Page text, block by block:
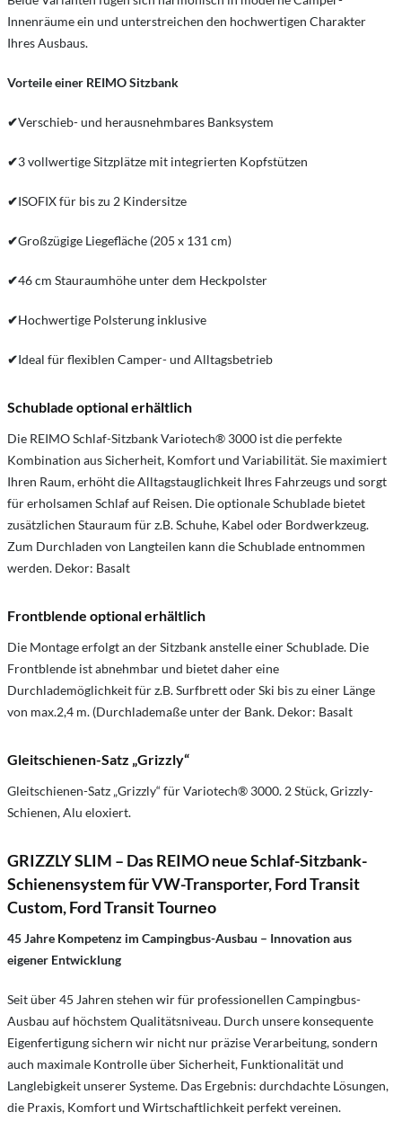
Innenräume ein und unterstreichen den hochwertigen Charakter
Ihres Ausbaus.
Vorteile einer REIMO Sitzbank
✔Verschieb- und herausnehmbares Banksystem
✔3 vollwertige Sitzplätze mit integrierten Kopfstützen
✔ISOFIX für bis zu 2 Kindersitze
✔Großzügige Liegefläche (205 x 131 cm)
✔46 cm Stauraumhöhe unter dem Heckpolster
✔Hochwertige Polsterung inklusive
✔Ideal für flexiblen Camper- und Alltagsbetrieb
Schublade optional erhältlich
Die REIMO Schlaf-Sitzbank Variotech® 3000 ist die perfekte
Kombination aus Sicherheit, Komfort und Variabilität. Sie maximiert
Ihren Raum, erhöht die Alltagstauglichkeit Ihres Fahrzeugs und sorgt
für erholsamen Schlaf auf Reisen. Die optionale Schublade bietet
zusätzlichen Stauraum für z.B. Schuhe, Kabel oder Bordwerkzeug.
Zum Durchladen von Langteilen kann die Schublade entnommen
werden. Dekor: Basalt
Frontblende optional erhältlich
Die Montage erfolgt an der Sitzbank anstelle einer Schublade. Die
Frontblende ist abnehmbar und bietet daher eine
Durchlademöglichkeit für z.B. Surfbrett oder Ski bis zu einer Länge
von max.2,4 m. (Durchlademaße unter der Bank. Dekor: Basalt
Gleitschienen-Satz „Grizzly“
Gleitschienen-Satz „Grizzly“ für Variotech® 3000. 2 Stück, Grizzly-
Schienen, Alu eloxiert.
GRIZZLY SLIM – Das REIMO neue Schlaf-Sitzbank-
Schienensystem für VW-Transporter, Ford Transit
Custom, Ford Transit Tourneo
45 Jahre Kompetenz im Campingbus-Ausbau – Innovation aus
eigener Entwicklung
Seit über 45 Jahren stehen wir für professionellen Campingbus-
Ausbau auf höchstem Qualitätsniveau. Durch unsere konsequente
Eigenfertigung sichern wir nicht nur präzise Verarbeitung, sondern
auch maximale Kontrolle über Sicherheit, Funktionalität und
Langlebigkeit unserer Systeme. Das Ergebnis: durchdachte Lösungen,
die Praxis, Komfort und Wirtschaftlichkeit perfekt vereinen.